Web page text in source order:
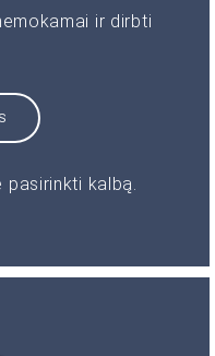
ir dirbti
pasirinkti kalbą.